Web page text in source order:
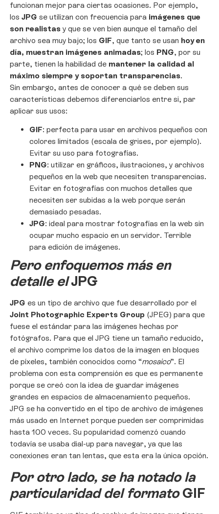
funcionan mejor para ciertas ocasiones. Por ejemplo,
los JPG se utilizan con frecuencia para imágenes que
son realistas y que se ven bien aunque el tamaño del
archivo sea muy bajo; los GIF, que tanto se usan hoy en
día, muestran imágenes animadas; los PNG, por su
parte, tienen la habilidad de mantener la calidad al
máximo siempre y soportan transparencias.
Sin embargo, antes de conocer a qué se deben sus
características debemos diferenciarlos entre si, par
aplicar sus usos:
GIF: perfecta para usar en archivos pequeños con
colores limitados (escala de grises, por ejemplo).
Evitar su uso para fotografías.
PNG: utilizar en gráficos, ilustraciones, y archivos
pequeños en la web que necesiten transparencias.
Evitar en fotografías con muchos detalles que
necesiten ser subidas a la web porque serán
demasiado pesadas.
JPG: ideal para mostrar fotografías en la web sin
ocupar mucho espacio en un servidor. Terrible
para edición de imágenes.
Pero enfoquemos más en
detalle elJPG
JPG es un tipo de archivo que fue desarrollado por el
Joint Photographic Experts Group (JPEG) para que
fuese el estándar para las imágenes hechas por
fotógrafos. Para que el JPG tiene un tamaño reducido,
el archivo comprime los datos de la imagen en bloques
de píxeles, también conocidos como “mosaico”. El
problema con esta comprensión es que es permanente
porque se creó con la idea de guardar imágenes
grandes en espacios de almacenamiento pequeños.
JPG se ha convertido en el tipo de archivo de imágenes
más usado en Internet porque pueden ser comprimidas
hasta 100 veces. Su popularidad comenzó cuando
todavía se usaba dial-up para navegar, ya que las
conexiones eran tan lentas, que esta era la única opción.
Por otro lado, se ha notado la
particularidad del formatoGIF